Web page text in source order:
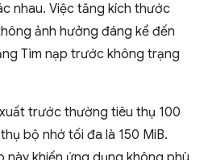
nhau. Việc tăng kích thước
ảnh hưởng đáng kể đến
Tìm nạp trước không trạng
trước thường tiêu thụ 100
bộ nhớ tối đa là 150 MiB.